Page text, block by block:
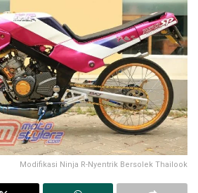
Modifikasi Ninja R-Nyentrik Bersolek Thailook